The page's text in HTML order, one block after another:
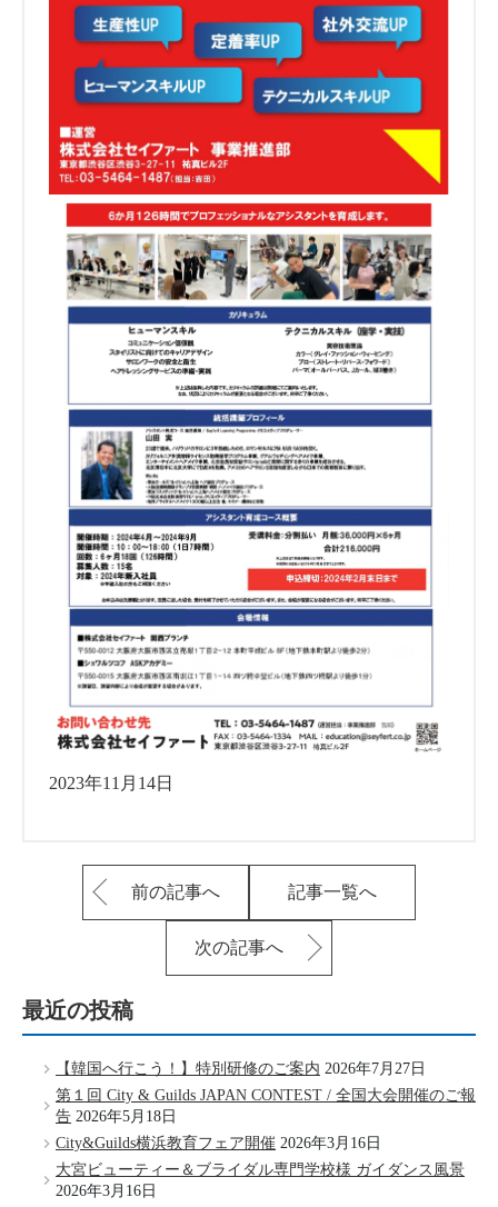
2023年11月14日
前の記事へ 記事一覧へ
次の記事へ
最近の投稿
【韓国へ行こう！】特別研修のご案内 2026年7月27日
第１回 City & Guilds JAPAN CONTEST / 全国大会開催のご報
告 2026年5月18日
City&Guilds横浜教育フェア開催 2026年3月16日
大宮ビューティー＆ブライダル専門学校様 ガイダンス風景
2026年3月16日